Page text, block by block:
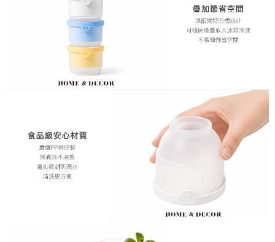
５．嚴禁一人註冊多個帳號或使用他人資訊註冊。若發現惡意使用之情形，
恩沛科技股份有限公司將有權停止該用戶之使用額度並採取法律行動。